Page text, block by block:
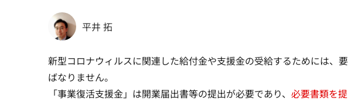
平井 拓
新型コロナウィルスに関連した給付金や支援金の受給するためには、
ばなりません。
「事業復活支援金」は開業届出書等の提出が必要であり、 必要書類を